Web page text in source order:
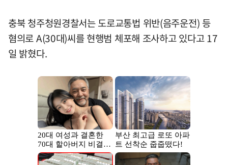
충북 청주청원경찰서는 도로교통법 위반(음주운전) 등
혐의로 A(30대)씨를 현행범 체포해 조사하고 있다고 17
일 밝혔다.